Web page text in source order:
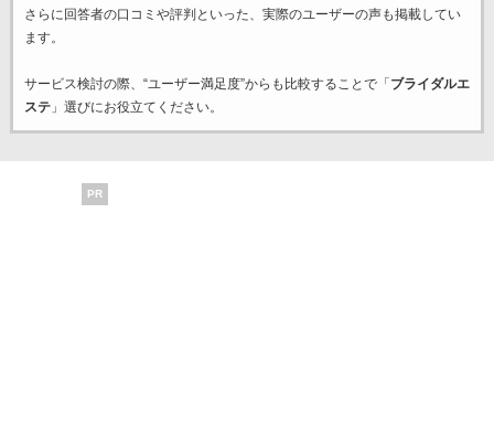
さらに回答者の口コミや評判といった、実際のユーザーの声も掲載してい
ます。
サービス検討の際、“ユーザー満足度”からも比較することで「 ブライダルエ
ステ」選びにお役立てください。
PR